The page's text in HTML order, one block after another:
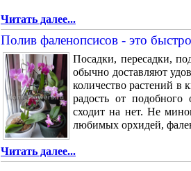
Читать далее...
Полив фаленопсисов - это
Посадки, пересадки,
обычно доставляют
количество растений в
радость от
сходит на нет. Не
любимых орхидей,
Читать далее...